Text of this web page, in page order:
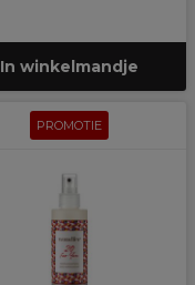
In winkelmandje
PROMOTIE